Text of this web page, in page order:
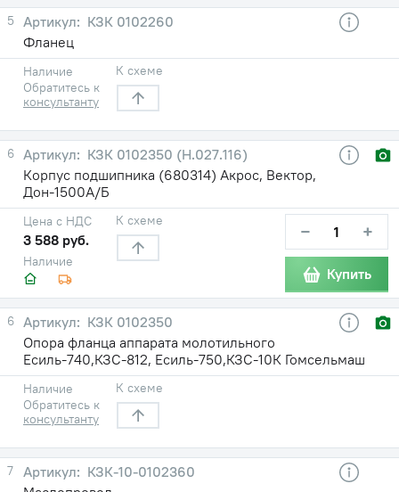
5
КЗК 0102260
Фланец
Наличие
Обратитесь к
консультанту
К схеме
6
КЗК 0102350 (Н.027.116)
Корпус подшипника (680314) Акрос, Вектор,
Дон-1500А/Б
Наличие
Цена с НДС
3 588 руб.
К схеме − +
Купить
6
КЗК 0102350
Опора фланца аппарата молотильного
Есиль-740,КЗС-812, Есиль-750,КЗС-10К Гомсельмаш
Наличие
Обратитесь к
консультанту
К схеме
7
КЗК-10-0102360